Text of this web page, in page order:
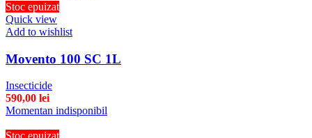
Stoc epuizat
Quick view
Add to wishlist
Movento 100 SC 1L
Insecticide
590,00 lei
Momentan indisponibil